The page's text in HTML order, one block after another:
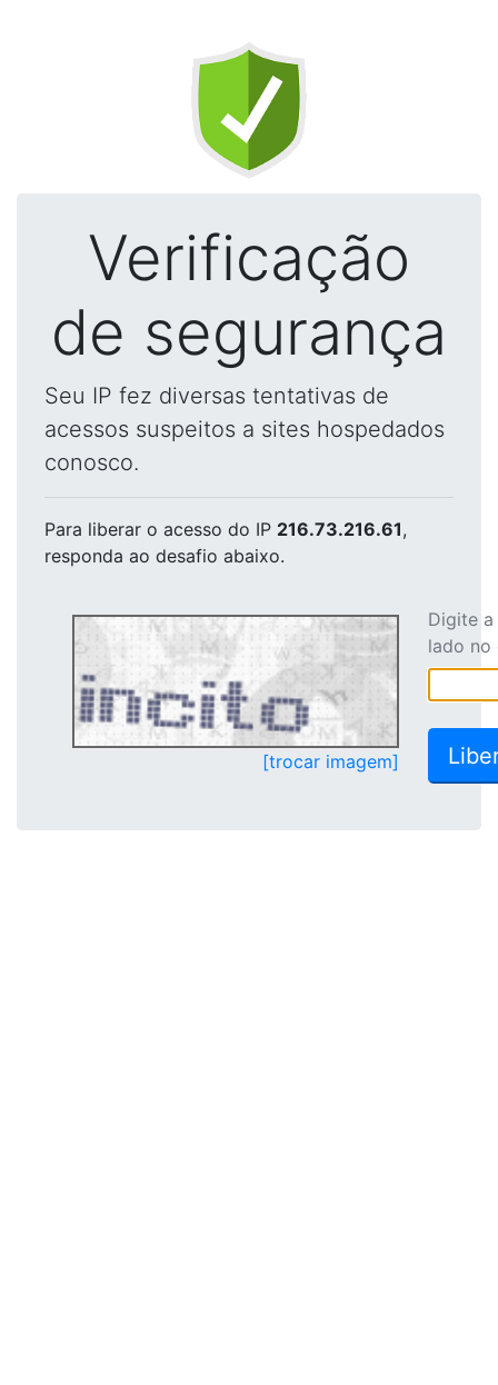
Verificação
de segurança
Seu IP fez diversas tentativas de
acessos suspeitos a sites hospedados
conosco.
Para liberar o acesso do IP 216.73.216.61,
responda ao desafio abaixo.
[trocar imagem]
Digite
lado no